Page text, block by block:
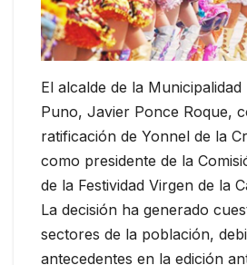
El alcalde de la
Puno, Javier Ponce Roque,
ratificación de Yonnel de la
como presidente de la
de la Festividad Virgen de la
La decisión ha generado
sectores de la población,
antecedentes en la edición